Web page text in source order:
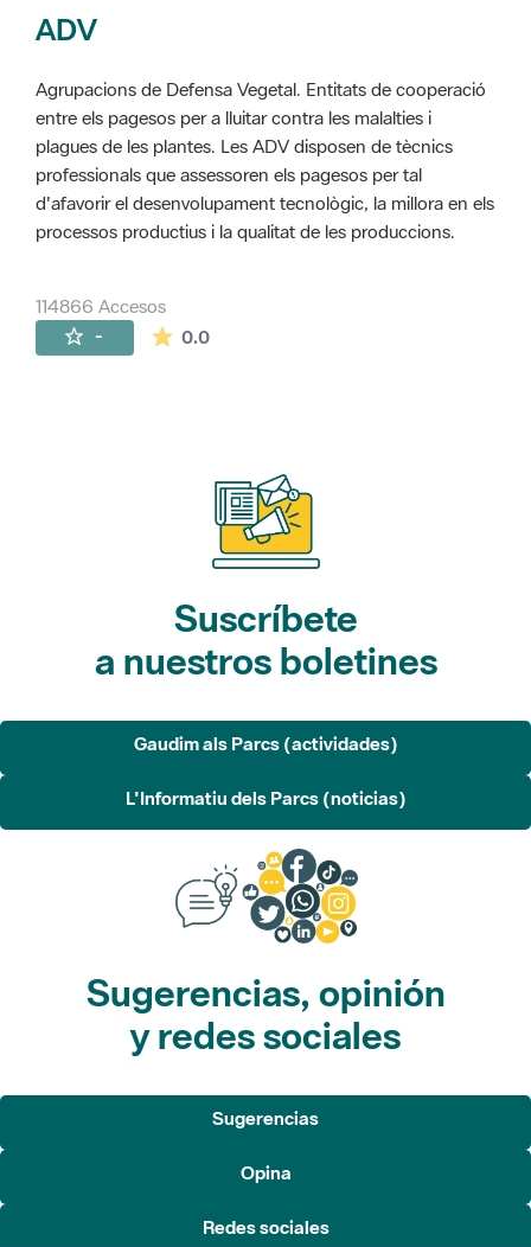
ADV
Agrupacions de Defensa Vegetal. Entitats de cooperació
entre els pagesos per a lluitar contra les malalties i
plagues de les plantes. Les ADV disposen de tècnics
professionals que assessoren els pagesos per tal
d'afavorir el desenvolupament tecnològic, la millora en els
processos productius i la qualitat de les produccions.
114866 Accesos
- 0.0La valoración media es de 0 estrellas de
Suscríbete
a nuestros boletines
Gaudim als Parcs (actividades)
L'Informatiu dels Parcs (noticias)
Sugerencias, opinión
y redes sociales
Sugerencias
Opina
Redes sociales